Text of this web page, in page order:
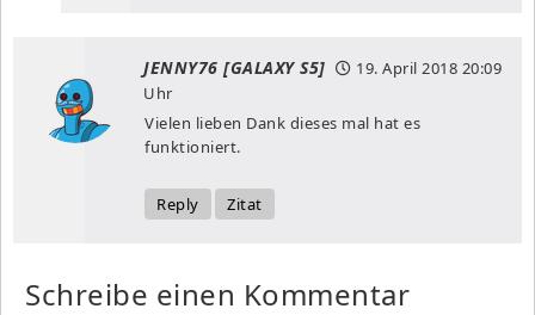
JENNY76 [GALAXY S5] 19. April 2018 20:09
Uhr
Vielen lieben Dank dieses mal hat es
funktioniert.
Reply Zitat
Schreibe einen Kommentar